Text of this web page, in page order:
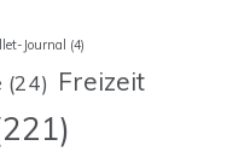
Journal (4)
(24) Freizeit